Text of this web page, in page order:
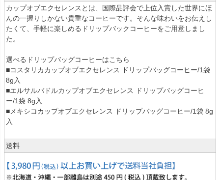
カップオブエクセレンスとは、国際品評会で上位入賞した世界にほ
んの一握りしかない貴重なコーヒーです。そんな味わいをお伝えし
たくて、手軽に楽しめるドリップバックコーヒーをご用意しまし
た。
選べるドリップバッグコーヒーはこちら
■コスタリカカップオブエクセレンス ドリップバッグコーヒー/1袋
8g入
■エルサルバドルカップオブエクセレンス ドリップバッグコーヒ
ー/1袋 8g入
■メキシコカップオブエクセレンス ドリップバッグコーヒー/1袋 8g
入
送料